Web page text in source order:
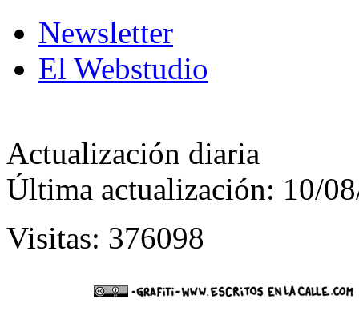
Newsletter
El Webstudio
Actualización diaria
Última actualización: 10/
Visitas: 376098